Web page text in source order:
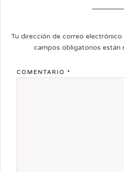
Tu dirección de correo electrónico
campos obligatorios están
COMENTARIO *